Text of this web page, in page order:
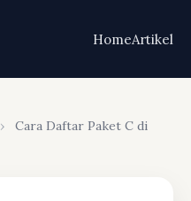
HomeArtikel
›
Cara Daftar Paket C di